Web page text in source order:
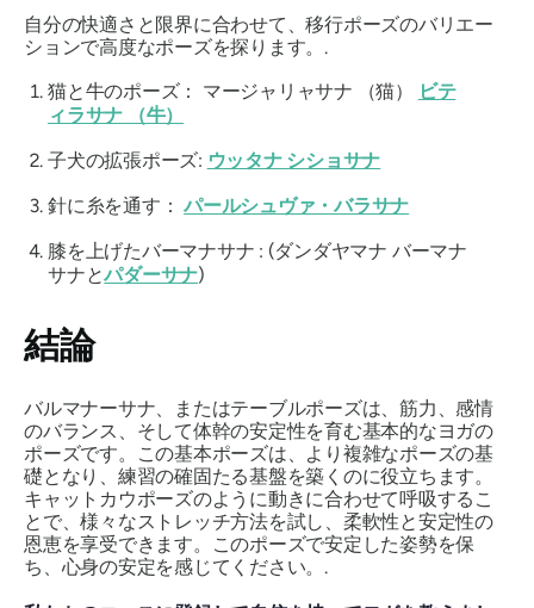
自分の快適さと限界に合わせて、移行ポーズのバリエー
ションで高度なポーズを探ります。.
猫と牛のポーズ： マージャリャサナ （猫）
ビテ
ィラサナ （牛）
子犬の拡張ポーズ: ウッタナ シショサナ
針に糸を通す：パールシュヴァ・バラサナ
膝を上げたバーマナサナ : (ダンダヤマナ バーマナ
サナとパダーサナ)
結論
バルマナーサナ、またはテーブルポーズは、筋力、感情
のバランス、そして体幹の安定性を育む基本的なヨガの
ポーズです。この基本ポーズは、より複雑なポーズの基
礎となり、練習の確固たる基盤を築くのに役立ちます。
キャットカウポーズのように動きに合わせて呼吸するこ
とで、様々なストレッチ方法を試し、柔軟性と安定性の
恩恵を享受できます。このポーズで安定した姿勢を保
ち、心身の安定を感じてください。.